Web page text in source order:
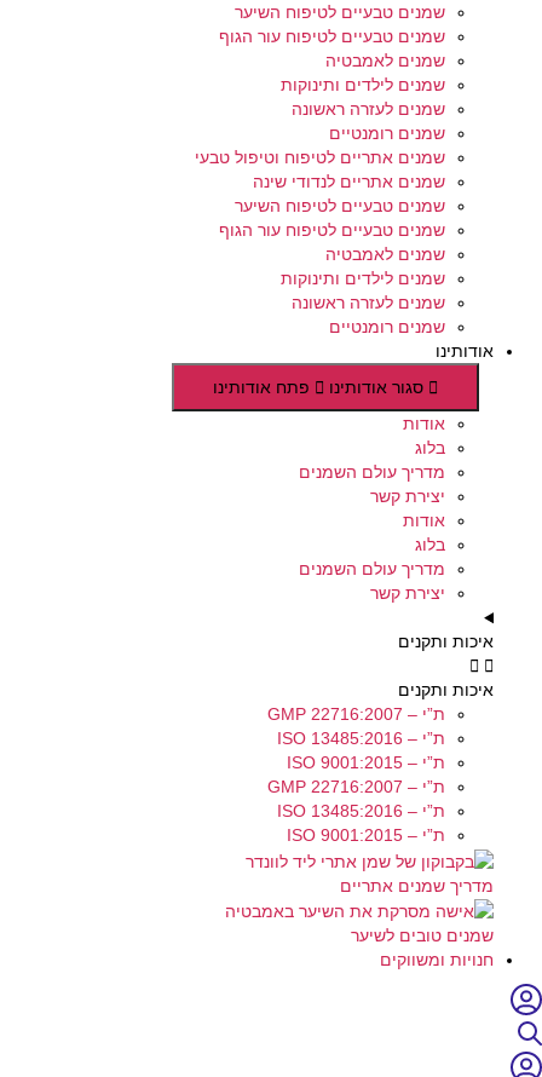
שמנים טבעיים לטיפוח השיער
שמנים טבעיים לטיפוח עור הגוף
שמנים לאמבטיה
שמנים לילדים ותינוקות
שמנים לעזרה ראשונה
שמנים רומנטיים
שמנים אתריים לטיפוח וטיפול טבעי
שמנים אתריים לנדודי שינה
שמנים טבעיים לטיפוח השיער
שמנים טבעיים לטיפוח עור הגוף
שמנים לאמבטיה
שמנים לילדים ותינוקות
שמנים לעזרה ראשונה
שמנים רומנטיים
אודותינו
סגור אודותינו
פתח אודותינו
אודות
בלוג
מדריך עולם השמנים
יצירת קשר
אודות
בלוג
מדריך עולם השמנים
יצירת קשר
איכות ותקנים
איכות ותקנים
ת”י – GMP 22716:2007
ת”י – ISO 13485:2016
ת”י – ISO 9001:2015
ת”י – GMP 22716:2007
ת”י – ISO 13485:2016
ת”י – ISO 9001:2015
מדריך שמנים אתריים
שמנים טובים לשיער
חנויות ומשווקים